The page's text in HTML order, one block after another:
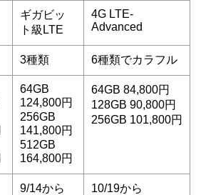
ギガビッ
ト級LTE
4G LTE-
Advanced
3種類 6種類でカラフル
64GB
124,800円
256GB
141,800円
512GB
164,800円
64GB 84,800円
128GB 90,800円
256GB 101,800円
9/14から 10/19から